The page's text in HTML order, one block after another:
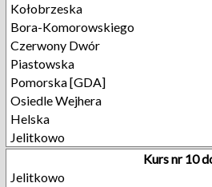
Kołobrzeska
Bora-Komorowskiego
Czerwony Dwór
Piastowska
Pomorska [GDA]
Osiedle Wejhera
Helska
Jelitkowo
Kurs nr 10
Jelitkowo